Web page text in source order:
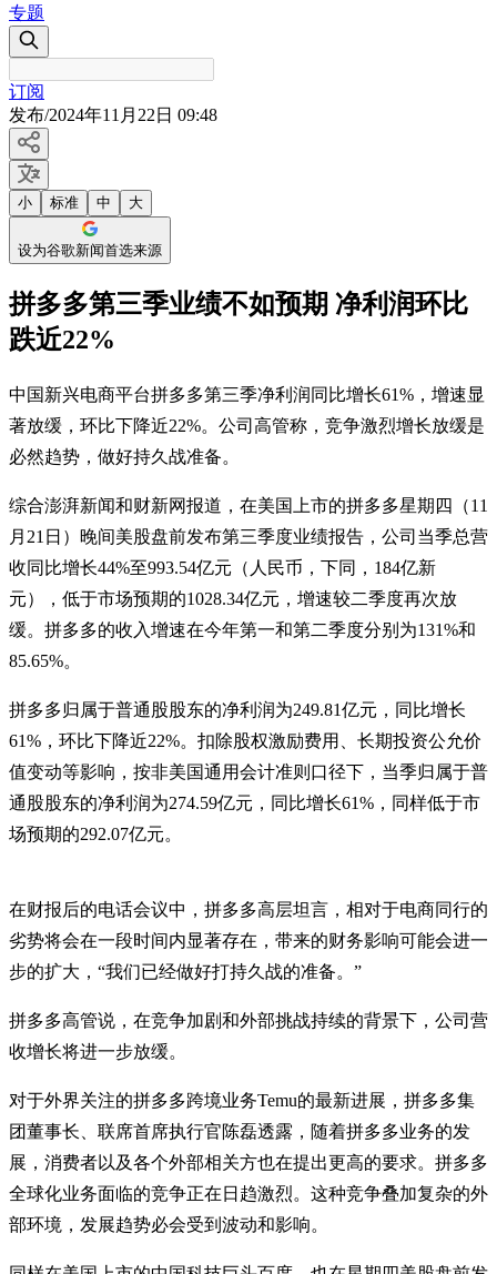
专题
订阅
发布/2024年11月22日 09:48
小 标准 中 大
设为谷歌新闻首选来源
拼多多第三季业绩不如预期 净利润环比
跌近22%
中国新兴电商平台拼多多第三季净利润同比增长61%，增速显
著放缓，环比下降近22%。公司高管称，竞争激烈增长放缓是
必然趋势，做好持久战准备。
综合澎湃新闻和财新网报道，在美国上市的拼多多星期四（11
月21日）晚间美股盘前发布第三季度业绩报告，公司当季总营
收同比增长44%至993.54亿元（人民币，下同，184亿新
元），低于市场预期的1028.34亿元，增速较二季度再次放
缓。拼多多的收入增速在今年第一和第二季度分别为131%和
85.65%。
拼多多归属于普通股股东的净利润为249.81亿元，同比增长
61%，环比下降近22%。扣除股权激励费用、长期投资公允价
值变动等影响，按非美国通用会计准则口径下，当季归属于普
通股股东的净利润为274.59亿元，同比增长61%，同样低于市
场预期的292.07亿元。
在财报后的电话会议中，拼多多高层坦言，相对于电商同行的
劣势将会在一段时间内显著存在，带来的财务影响可能会进一
步的扩大，“我们已经做好打持久战的准备。”
拼多多高管说，在竞争加剧和外部挑战持续的背景下，公司营
收增长将进一步放缓。
对于外界关注的拼多多跨境业务Temu的最新进展，拼多多集
团董事长、联席首席执行官陈磊透露，随着拼多多业务的发
展，消费者以及各个外部相关方也在提出更高的要求。拼多多
全球化业务面临的竞争正在日趋激烈。这种竞争叠加复杂的外
部环境，发展趋势必会受到波动和影响。